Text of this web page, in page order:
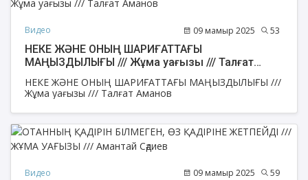
Видео 09 мамыр 2025 53
НЕКЕ ЖӘНЕ ОНЫҢ ШАРИҒАТТАҒЫ
МАҢЫЗДЫЛЫҒЫ /// Жұма уағызы /// Талғат
НЕКЕ ЖӘНЕ ОНЫҢ ШАРИҒАТТАҒЫ МАҢЫЗДЫЛЫҒЫ ///
Жұма уағызы /// Талғат Аманов
Видео 09 мамыр 2025 59